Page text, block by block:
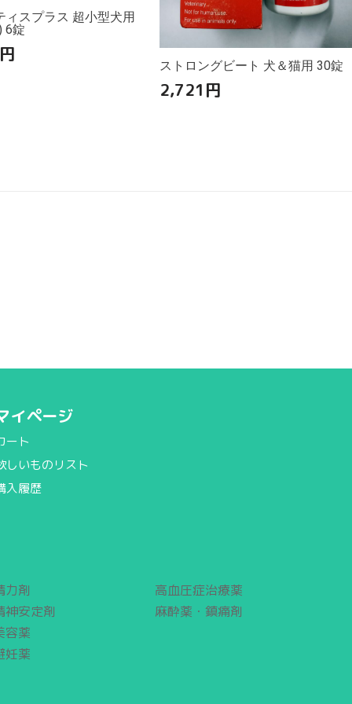
ィスプラス 超小型犬用
6錠
円
ストロングビート 犬＆猫用 30錠
2,721 円
イページ
ート
しいものリスト
入履歴
力剤
神安定剤
容薬
妊薬
高血圧症治療薬
麻酔薬・鎮痛剤